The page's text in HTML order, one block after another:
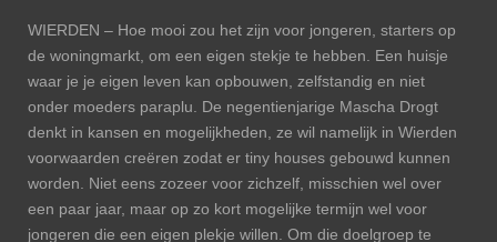
WIERDEN – Hoe mooi zou het zijn voor jongeren, starters op
de woningmarkt, om een eigen stekje te hebben. Een huisje
waar je je eigen leven kan opbouwen, zelfstandig en niet
onder moeders paraplu. De negentienjarige Mascha Drogt
denkt in kansen en mogelijkheden, ze wil namelijk in Wierden
voorwaarden creëren zodat er tiny houses gebouwd kunnen
worden. Niet eens zozeer voor zichzelf, misschien wel over
een paar jaar, maar op zo kort mogelijke termijn wel voor
jongeren die een eigen plekje willen. Om die doelgroep te